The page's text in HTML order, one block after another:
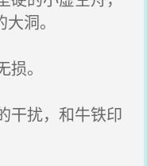
洞。
。
干扰，和牛铁印